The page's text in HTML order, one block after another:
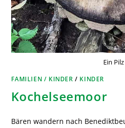
Ein Pilz
FAMILIEN / KINDER / KINDER
Kochelseemoor
Bären wandern nach